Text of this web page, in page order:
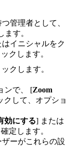
管理者として、
ます。
イニシャルをク
クします。
クします。
ンで、 [Zoom
クして、オプショ
効にする] または
定します。
ザーがこれらの設